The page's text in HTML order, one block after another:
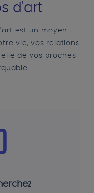
d'art
est un moyen
vie, vos relations
de vos proches